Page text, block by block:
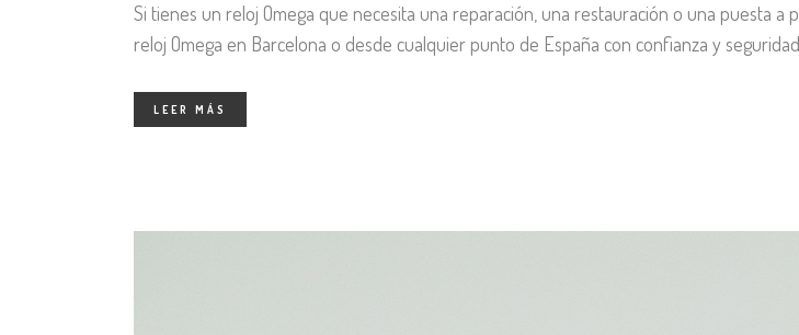
Si tienes un reloj Omega que necesita una reparación, una restauración o una puesta
reloj Omega en Barcelona o desde cualquier punto de España con confianza y
LEER MÁS